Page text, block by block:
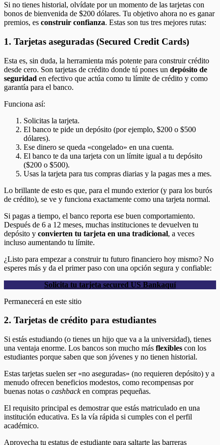
Si no tienes historial, olvídate por un momento de las tarjetas con
bonos de bienvenida de $200 dólares. Tu objetivo ahora no es ganar
premios, es construir confianza. Estas son tus tres mejores rutas:
1. Tarjetas aseguradas (Secured Credit Cards)
Esta es, sin duda, la herramienta más potente para construir crédito
desde cero. Son tarjetas de crédito donde tú pones un depósito de
seguridad en efectivo que actúa como tu límite de crédito y como
garantía para el banco.
Funciona así:
Solicitas la tarjeta.
El banco te pide un depósito (por ejemplo, $200 o $500
dólares).
Ese dinero se queda «congelado» en una cuenta.
El banco te da una tarjeta con un límite igual a tu depósito
($200 o $500).
Usas la tarjeta para tus compras diarias y la pagas mes a mes.
Lo brillante de esto es que, para el mundo exterior (y para los burós
de crédito), se ve y funciona exactamente como una tarjeta normal.
Si pagas a tiempo, el banco reporta ese buen comportamiento.
Después de 6 a 12 meses, muchas instituciones te devuelven tu
depósito y convierten tu tarjeta en una tradicional, a veces
incluso aumentando tu límite.
¿Listo para empezar a construir tu futuro financiero hoy mismo? No
esperes más y da el primer paso con una opción segura y confiable:
Solicita tu tarjeta secured US Bankaquí
Permanecerá en este sitio
2. Tarjetas de crédito para estudiantes
Si estás estudiando (o tienes un hijo que va a la universidad), tienes
una ventaja enorme. Los bancos son mucho más flexibles con los
estudiantes porque saben que son jóvenes y no tienen historial.
Estas tarjetas suelen ser «no aseguradas» (no requieren depósito) y a
menudo ofrecen beneficios modestos, como recompensas por
buenas notas o cashbacken compras pequeñas.
El requisito principal es demostrar que estás matriculado en una
institución educativa. Es la vía rápida si cumples con el perfil
académico.
Aprovecha tu estatus de estudiante para saltarte las barreras